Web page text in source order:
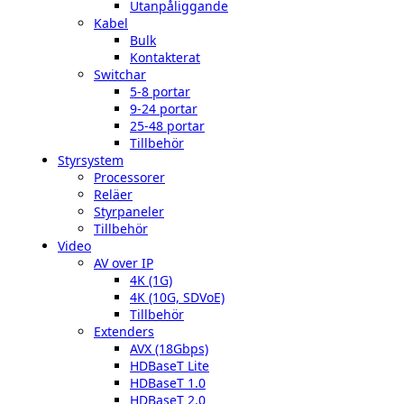
Utanpåliggande
Kabel
Bulk
Kontakterat
Switchar
5-8 portar
9-24 portar
25-48 portar
Tillbehör
Styrsystem
Processorer
Reläer
Styrpaneler
Tillbehör
Video
AV over IP
4K (1G)
4K (10G, SDVoE)
Tillbehör
Extenders
AVX (18Gbps)
HDBaseT Lite
HDBaseT 1.0
HDBaseT 2.0